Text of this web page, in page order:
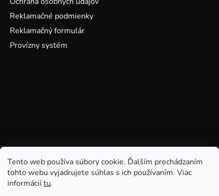
Tento web používa súbory cookie. Ďalším prechádzaním
tohto webu vyjadrujete súhlas s ich používaním. Viac
informáciítu.
Reklamačné podmienky
Reklamačný formulár
Provízny systém